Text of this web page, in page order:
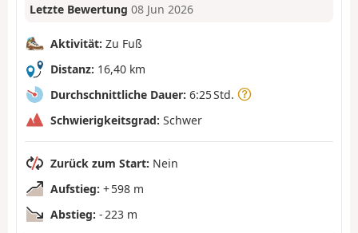
Letzte Bewertung 08 Jun 2026
Aktivität: Zu Fuß
Distanz: 16,40 km
Durchschnittliche Dauer: 6:25 Std.
Schwierigkeitsgrad: Schwer
Zurück zum Start: Nein
Aufstieg: + 598 m
Abstieg: - 223 m